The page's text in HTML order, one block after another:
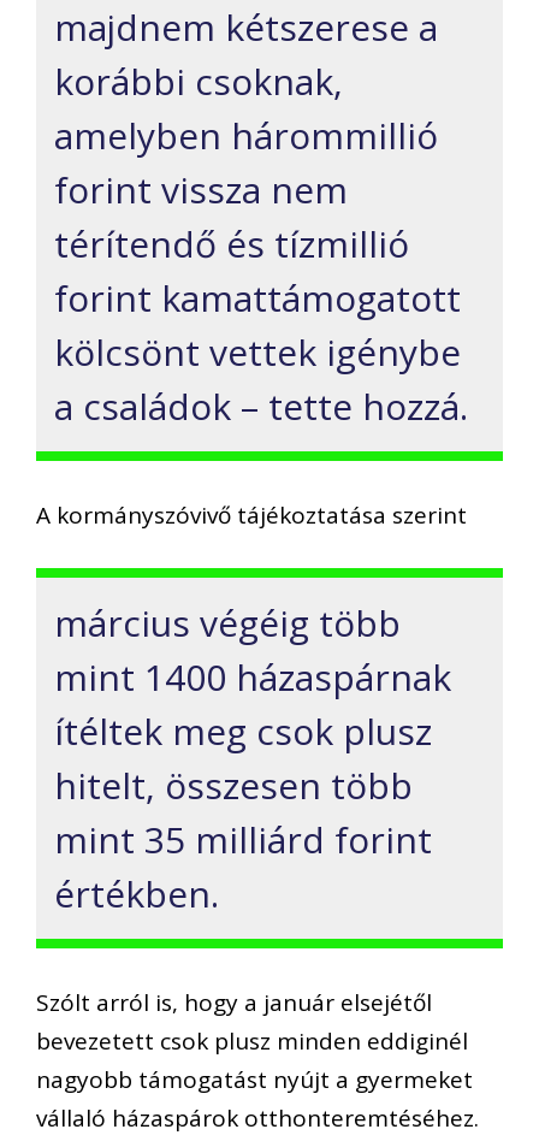
majdnem kétszerese a
korábbi csoknak,
amelyben hárommillió
forint vissza nem
térítendő és tízmillió
forint kamattámogatott
kölcsönt vettek igénybe
a családok – tette hozzá.
A kormányszóvivő tájékoztatása szerint
március végéig több
mint 1400 házaspárnak
ítéltek meg csok plusz
hitelt, összesen több
mint 35 milliárd forint
értékben.
Szólt arról is, hogy a január elsejétől
bevezetett csok plusz minden eddiginél
nagyobb támogatást nyújt a gyermeket
vállaló házaspárok otthonteremtéséhez.